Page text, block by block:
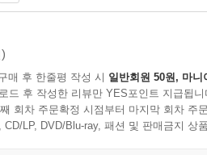
매 후 한줄평 작성 시 일반회원 50원, 마니
드 후 작성한 리뷰만 YES포인트 지급됩니
회차 주문확정 시점부터 마지막 회차 주
CD/LP, DVD/Blu-ray, 패션 및 판매금지 상